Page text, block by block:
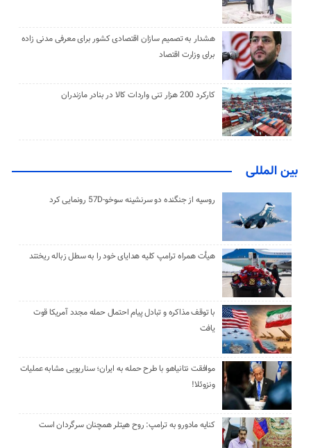
هشدار به تصمیم سازان اقتصادی کشور برای معرفی مدنی زاده
برای وزارت اقتصاد
کارکرد 200 هزار تنی واردات کالا در بنادر مازندران
بین المللی
روسیه از جنگنده دو سرنشینه سوخو-57D رونمایی کرد
هیأت همراه ترامپ کلیه هدایای خود را به سطل زباله ریختند
با توقف مذاکره و تبادل پیام احتمال حمله مجدد آمریکا قوت
یافت
موافقت نتانیاهو با طرح حمله به ایران؛ سناریویی مشابه عملیات
ونزوئلا!
کنایه مادورو به ترامپ: روح هیتلر همچنان سرگردان است